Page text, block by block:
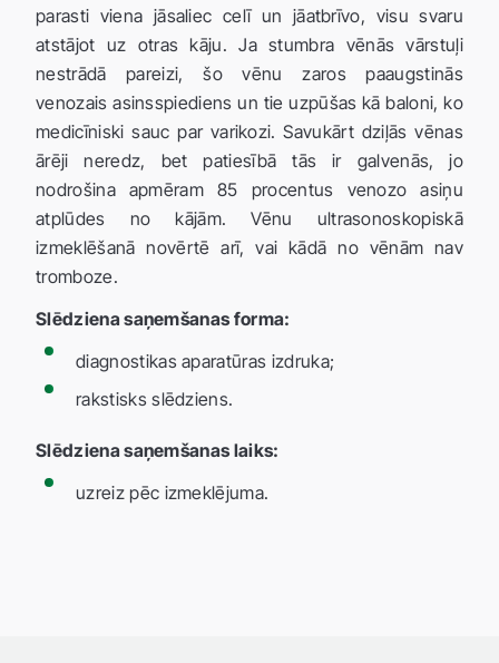
parasti viena jāsaliec celī un jāatbrīvo, visu svaru
atstājot uz otras kāju. Ja stumbra vēnās vārstuļi
nestrādā pareizi, šo vēnu zaros paaugstinās
venozais asinsspiediens un tie uzpūšas kā baloni, ko
medicīniski sauc par varikozi. Savukārt dziļās vēnas
ārēji neredz, bet patiesībā tās ir galvenās, jo
nodrošina apmēram 85 procentus venozo asiņu
atplūdes no kājām. Vēnu ultrasonoskopiskā
izmeklēšanā novērtē arī, vai kādā no vēnām nav
tromboze.
Slēdziena saņemšanas forma:
diagnostikas aparatūras izdruka;
rakstisks slēdziens.
Slēdziena saņemšanas laiks:
uzreiz pēc izmeklējuma.